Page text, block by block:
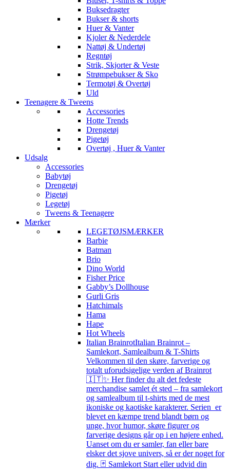
Buksedragter
Bukser & shorts
Huer & Vanter
Kjoler & Nederdele
Nattøj & Undertøj
Regntøj
Strik, Skjorter & Veste
Strømpebukser & Sko
Termotøj & Overtøj
Uld
Teenagere & Tweens
Accessories
Hotte Trends
Drengetøj
Pigetøj
Overtøj , Huer & Vanter
Udsalg
Accessories
Babytøj
Drengetøj
Pigetøj
Legetøj
Tweens & Teenagere
Mærker
LEGETØJSMÆRKER
Barbie
Batman
Brio
Dino World
Fisher Price
Gabby’s Dollhouse
Gurli Gris
Hatchimals
Hama
Hape
Hot Wheels
Italian BrainrotItalian Brainrot –
Samlekort, Samlealbum & T-Shirts
Velkommen til den skøre, farverige og
totalt uforudsigelige verden af Brainrot
🇮🇹✨ Her finder du alt det fedeste
merchandise samlet ét sted – fra samlekort
og samlealbum til t-shirts med de mest
ikoniske og kaotiske karakterer. Serien er
blevet en kæmpe trend blandt børn og
unge, hvor humor, skøre figurer og
farverige designs går op i en højere enhed.
Uanset om du er samler, fan eller bare
elsker det sjove univers, så er der noget for
dig. 🃏 Samlekort Start eller udvid din